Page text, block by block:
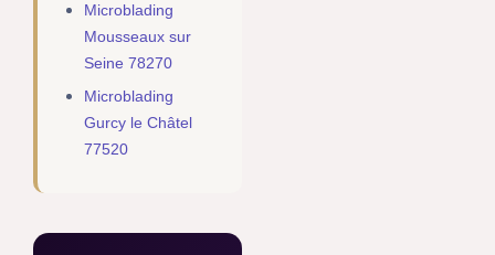
Microblading
Mousseaux sur
Seine 78270
Microblading
Gurcy le Châtel
77520